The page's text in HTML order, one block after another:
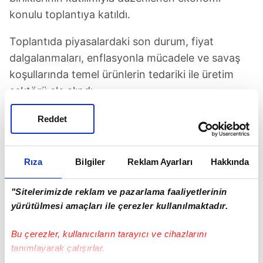
Rıza Bilgiler Reklam Ayarları Hakkında
"Sitelerimizde reklam ve pazarlama faaliyetlerinin
yürütülmesi amaçları ile çerezler kullanılmaktadır.
Bu çerezler, kullanıcıların tarayıcı ve cihazlarını
tanımlayarak çalışırlar.
Reddet
konulu toplantıya katıldı.
Toplantıda piyasalardaki son durum, fiyat
dalgalanmaları, enflasyonla mücadele ve savaş
koşullarında temel ürünlerin tedariki ile üretim
sektörü ele alındı.
Pezeşkiyan, burada yaptığı konuşmada,
koşullarında stokçuluğu, dağıtım ağının
için, üretimden tüketime kadar zincirin tüm
gerekiyor."
ifadelerini kullandı.
belirlenmesi, arz ile talebin dengeli şekilde